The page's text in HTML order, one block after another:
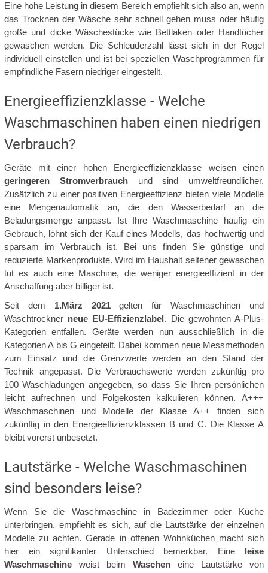
Eine hohe Leistung in diesem Bereich empfiehlt sich also an, wenn
das Trocknen der Wäsche sehr schnell gehen muss oder häufig
große und dicke Wäschestücke wie Bettlaken oder Handtücher
gewaschen werden. Die Schleuderzahl lässt sich in der Regel
individuell einstellen und ist bei speziellen Waschprogrammen für
empfindliche Fasern niedriger eingestellt.
Energieeffizienzklasse - Welche
Waschmaschinen haben einen niedrigen
Verbrauch?
Geräte mit einer hohen Energieeffizienzklasse weisen einen
geringeren Stromverbrauchund sind umweltfreundlicher.
Zusätzlich zu einer positiven Energieeffizienz bieten viele Modelle
eine Mengenautomatik an, die den Wasserbedarf an die
Beladungsmenge anpasst. Ist Ihre Waschmaschine häufig ein
Gebrauch, lohnt sich der Kauf eines Modells, das hochwertig und
sparsam im Verbrauch ist. Bei uns finden Sie günstige und
reduzierte Markenprodukte. Wird im Haushalt seltener gewaschen
tut es auch eine Maschine, die weniger energieeffizient in der
Anschaffung aber billiger ist.
Seit dem 1.März 2021gelten für Waschmaschinen und
Waschtrockner neue EU-Effizienzlabel. Die gewohnten A-Plus-
Kategorien entfallen. Geräte werden nun ausschließlich in die
Kategorien A bis G eingeteilt. Dabei kommen neue Messmethoden
zum Einsatz und die Grenzwerte werden an den Stand der
Technik angepasst. Die Verbrauchswerte werden zukünftig pro
100 Waschladungen angegeben, so dass Sie Ihren persönlichen
leicht aufrechnen und Folgekosten kalkulieren können. A+++
Waschmaschinen und Modelle der Klasse A++ finden sich
zukünftig in den Energieeffizienzklassen B und C. Die Klasse A
bleibt vorerst unbesetzt.
Lautstärke - Welche Waschmaschinen
sind besonders leise?
Wenn Sie die Waschmaschine in Badezimmer oder Küche
unterbringen, empfiehlt es sich, auf die Lautstärke der einzelnen
Modelle zu achten. Gerade in offenen Wohnküchen macht sich
hier ein signifikanter Unterschied bemerkbar. Eine leise
Waschmaschine weist beim Waschen eine Lautstärke von